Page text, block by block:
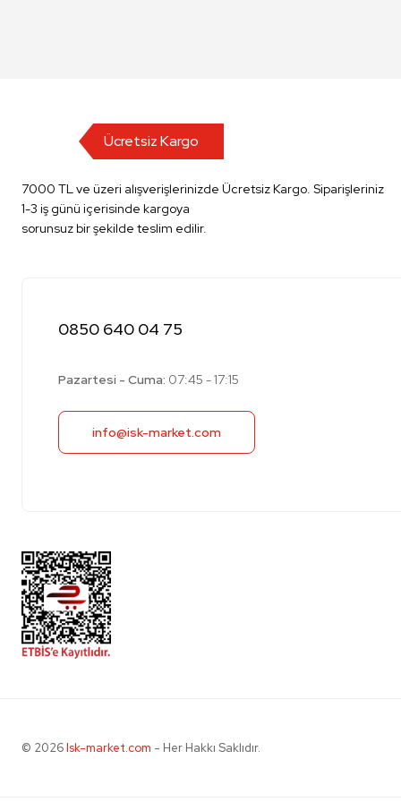
Ücretsiz Kargo
7000 TL ve üzeri alışverişlerinizde Ücretsiz Kargo. Siparişleriniz
1-3 iş günü içerisinde kargoya
sorunsuz bir şekilde teslim edilir.
0850 640 04 75
Pazartesi - Cuma: 07:45 - 17:15
info@isk-market.com
© 2026Isk-market.com - Her Hakkı Saklıdır.